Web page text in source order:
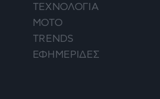
ΤΕΧΝΟΛΟΓΙΑ
ΜΟΤΟ
TRENDS
ΕΦΗΜΕΡΙΔΕΣ